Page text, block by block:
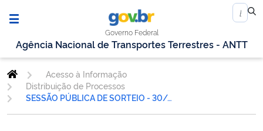
Governo Federal
Agência Nacional de Transportes Terrestres - ANTT
Acesso à Informação
Distribuição de Processos
SESSÃO PÚBLICA DE SORTEIO - 30/06/2025